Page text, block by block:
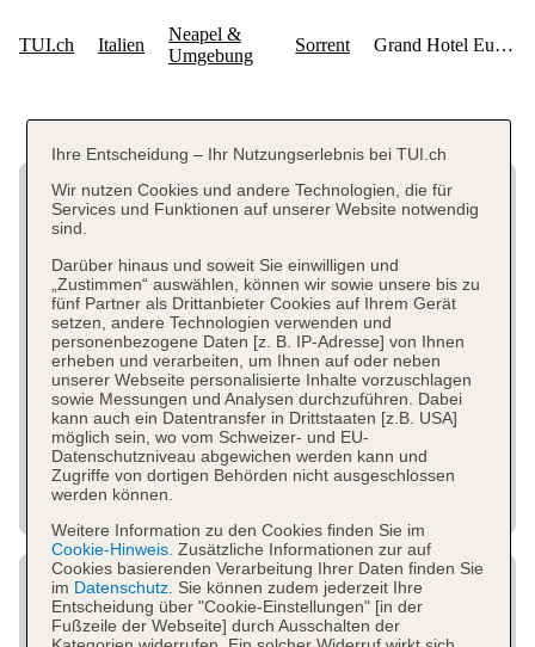
Ihre Entscheidung – Ihr Nutzungserlebnis bei TUI.ch
Wir nutzen Cookies und andere Technologien, die für
Services und Funktionen auf unserer Website notwendig
sind.
Darüber hinaus und soweit Sie einwilligen und
„Zustimmen“ auswählen, können wir sowie unsere bis zu
fünf Partner als Drittanbieter Cookies auf Ihrem Gerät
setzen, andere Technologien verwenden und
personenbezogene Daten [z. B. IP-Adresse] von Ihnen
erheben und verarbeiten, um Ihnen auf oder neben
unserer Webseite personalisierte Inhalte vorzuschlagen
sowie Messungen und Analysen durchzuführen. Dabei
kann auch ein Datentransfer in Drittstaaten [z.B. USA]
möglich sein, wo vom Schweizer- und EU-
Datenschutzniveau abgewichen werden kann und
Zugriffe von dortigen Behörden nicht ausgeschlossen
werden können.
Weitere Information zu den Cookies finden Sie im
Cookie-Hinweis. Zusätzliche Informationen zur auf
Cookies basierenden Verarbeitung Ihrer Daten finden Sie
im Datenschutz. Sie können zudem jederzeit Ihre
Entscheidung über "Cookie-Einstellungen" [in der
Fußzeile der Webseite] durch Ausschalten der